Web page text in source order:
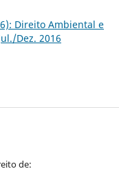
Direito Ambiental e
Dez. 2016
de: